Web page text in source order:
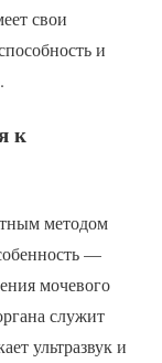
свои
и
к
методом
—
мочевого
служит
ультразвук и